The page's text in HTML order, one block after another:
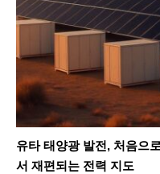
SEARCH...
유타 태양광 발전, 처음으
서 재편되는 전력 지도